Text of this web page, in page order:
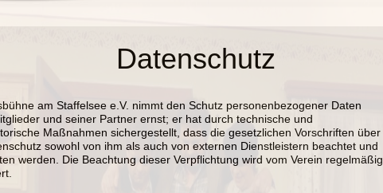
Datenschutz
am Staffelsee e.V. nimmt den Schutz personenbezogener Daten
und seiner Partner ernst; er hat durch technische und
Maßnahmen sichergestellt, dass die gesetzlichen Vorschriften über
sowohl von ihm als auch von externen Dienstleistern beachtet und
werden. Die Beachtung dieser Verpflichtung wird vom Verein regelmäßig